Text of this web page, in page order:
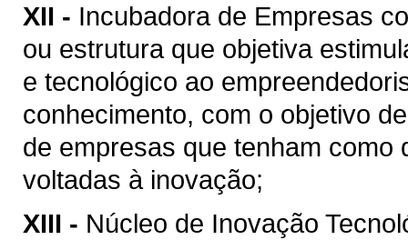
XII - Incubadora de Empresas
ou estrutura que objetiva
e tecnológico ao
conhecimento, com o objetivo
de empresas que tenham como
voltadas à inovação;
XIII - Núcleo de Inovação